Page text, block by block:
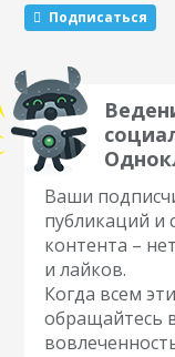
Подписаться
Ваши
публикаций и
контента –
и лайков.
Когда всем
обращайтесь